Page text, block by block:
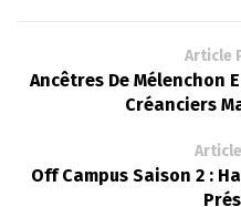
Article
Ancêtres De Mélenchon
Créanciers
Off Campus Saison 2 :